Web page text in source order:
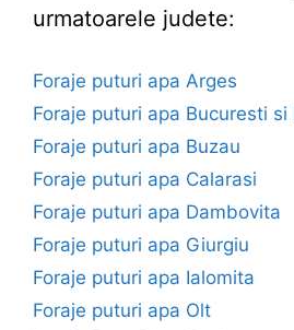
urmatoarele judete:
Foraje puturi apa Arges
Foraje puturi apa Bucuresti si
Foraje puturi apa Buzau
Foraje puturi apa Calarasi
Foraje puturi apa Dambovita
Foraje puturi apa Giurgiu
Foraje puturi apa Ialomita
Foraje puturi apa Olt